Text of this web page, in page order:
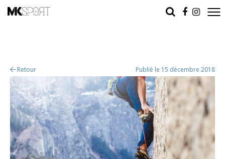
Retour Publié le 15 décembre 2018